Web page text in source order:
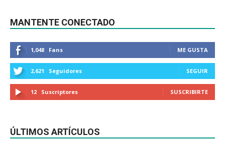
MANTENTE CONECTADO
1,048 Fans ME GUSTA
2,621 Seguidores SEGUIR
12 Suscriptores SUSCRIBIRTE
ÚLTIMOS ARTÍCULOS